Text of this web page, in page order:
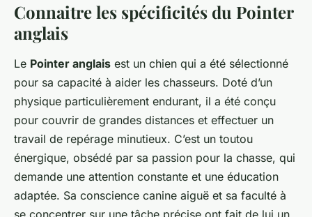
Connaitre les spécificités du Pointer
anglais
Le Pointer anglais est un chien qui a été sélectionné
pour sa capacité à aider les chasseurs. Doté d’un
physique particulièrement endurant, il a été conçu
pour couvrir de grandes distances et effectuer un
travail de repérage minutieux. C’est un toutou
énergique, obsédé par sa passion pour la chasse, qui
demande une attention constante et une éducation
adaptée. Sa conscience canine aiguë et sa faculté à